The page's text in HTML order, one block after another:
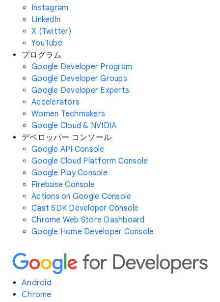
Instagram
LinkedIn
X (Twitter)
YouTube
プログラム
Google Developer Program
Google Developer Groups
Google Developer Experts
Accelerators
Women Techmakers
Google Cloud & NVIDIA
デベロッパー コンソール
Google API Console
Google Cloud Platform Console
Google Play Console
Firebase Console
Actions on Google Console
Cast SDK Developer Console
Chrome Web Store Dashboard
Google Home Developer Console
Android
Chrome